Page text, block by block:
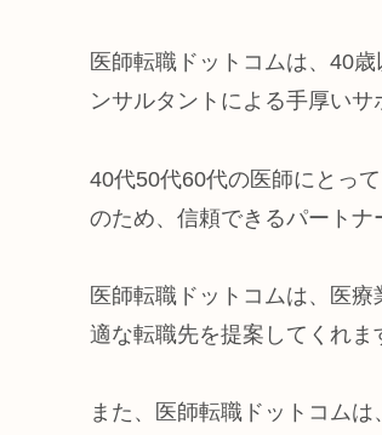
医師転職ドットコムは、40
ンサルタントによる手厚いサ
40代50代60代の医師にとっ
のため、信頼できるパートナ
医師転職ドットコムは、医
適な転職先を提案してくれま
また、医師転職ドットコム